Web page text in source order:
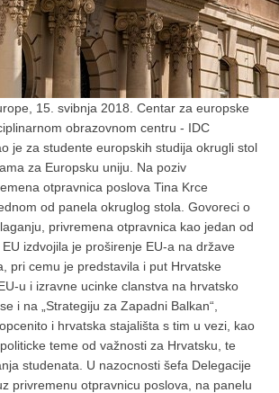
15. svibnja 2018. Centar za europske
obrazovnom centru - IDC
je za studente europskih studija okrugli stol
za Europsku uniju. Na poziv
otpravnica poslova Tina Krce
od panela okruglog stola. Govoreci o
privremena otpravnica kao jedan od
izdvojila je proširenje EU-a na države
pri cemu je predstavila i put Hrvatske
u i izravne ucinke clanstva na hrvatsko
i na „Strategiju za Zapadni Balkan“,
i hrvatska stajališta s tim u vezi, kao
teme od važnosti za Hrvatsku, te
studenata. U nazocnosti šefa Delegacije
privremenu otpravnicu poslova, na panelu